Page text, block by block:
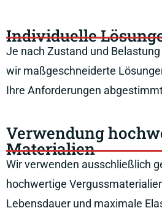
Individuelle
Je nach Zustand und
wir maßgeschneiderte
Ihre Anforderungen
Verwendung
Materialien
Wir verwenden ausschließlich
hochwertige
Lebensdauer und maximale